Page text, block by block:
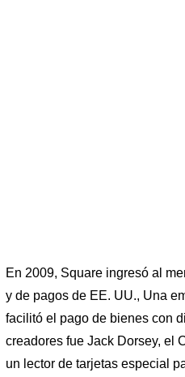
En 2009, Square ingresó al
y de pagos de EE. UU., Una
facilitó el pago de bienes con
creadores fue Jack Dorsey, el
un lector de tarjetas especial